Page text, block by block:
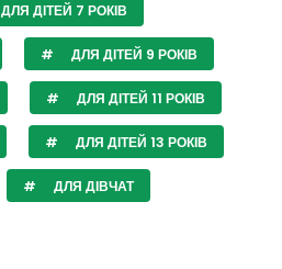
ДЛЯ ДІТЕЙ 7 РОКІВ
ДЛЯ ДІТЕЙ 9 РОКІВ
ДЛЯ ДІТЕЙ 11 РОКІВ
ДЛЯ ДІТЕЙ 13 РОКІВ
ДЛЯ ДІВЧАТ